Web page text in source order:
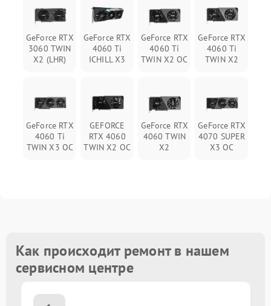
GeForce RTX
3060 TWIN
X2 (LHR)
GeForce RTX
4060 Ti
ICHILL X3
GeForce RTX
4060 Ti
TWIN X2 OC
GeForce RTX
4060 Ti
TWIN X2
GeForce RTX
4060 Ti
TWIN X3 OC
GEFORCE
RTX 4060
TWIN X2 OC
GeForce RTX
4060 TWIN
X2
GeForce RTX
4070 SUPER
X3 OC
Как происходит ремонт в нашем
сервисном центре